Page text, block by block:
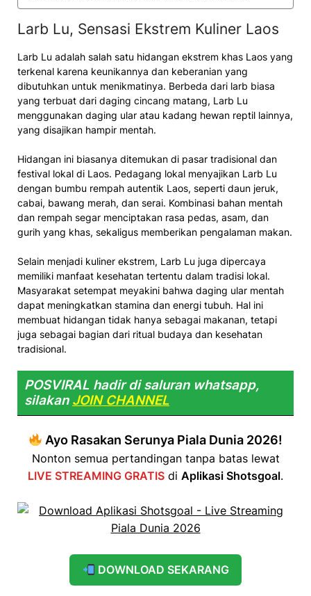
Larb Lu, Sensasi Ekstrem Kuliner Laos
Larb Lu adalah salah satu hidangan ekstrem khas Laos yang
terkenal karena keunikannya dan keberanian yang
dibutuhkan untuk menikmatinya. Berbeda dari larb biasa
yang terbuat dari daging cincang matang, Larb Lu
menggunakan daging ular atau kadang hewan reptil lainnya,
yang disajikan hampir mentah.
Hidangan ini biasanya ditemukan di pasar tradisional dan
festival lokal di Laos. Pedagang lokal menyajikan Larb Lu
dengan bumbu rempah autentik Laos, seperti daun jeruk,
cabai, bawang merah, dan serai. Kombinasi bahan mentah
dan rempah segar menciptakan rasa pedas, asam, dan
gurih yang khas, sekaligus memberikan pengalaman makan.
Selain menjadi kuliner ekstrem, Larb Lu juga dipercaya
memiliki manfaat kesehatan tertentu dalam tradisi lokal.
Masyarakat setempat meyakini bahwa daging ular mentah
dapat meningkatkan stamina dan energi tubuh. Hal ini
membuat hidangan tidak hanya sebagai makanan, tetapi
juga sebagai bagian dari ritual budaya dan kesehatan
tradisional.
POSVIRAL hadir di saluran whatsapp,
silakan JOIN CHANNEL
Ayo Rasakan Serunya Piala Dunia 2026!
Nonton semua pertandingan tanpa batas lewat
LIVE STREAMING GRATIS di Aplikasi Shotsgoal.
DOWNLOAD SEKARANG